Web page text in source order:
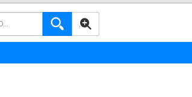
AVANZADA